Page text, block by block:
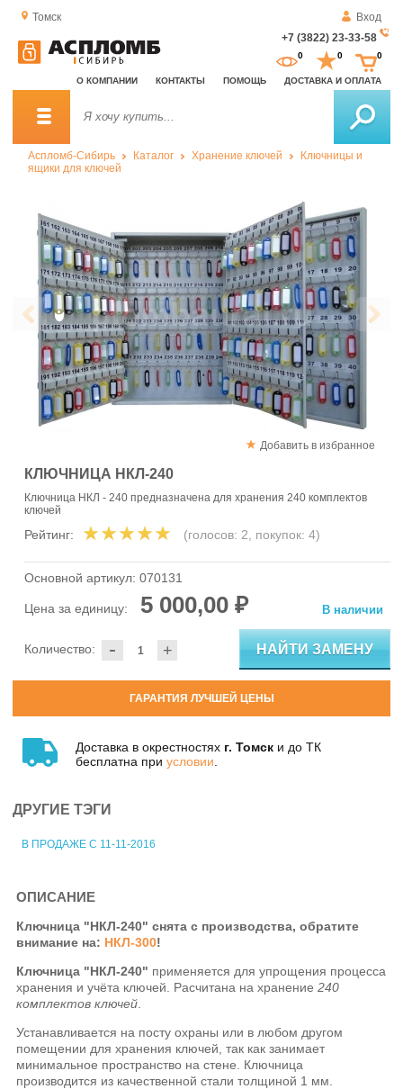
Томск
Вход
+7 (3822) 23-33-58
О КОМПАНИИ КОНТАКТЫ ПОМОЩЬ ДОСТАВКА И ОПЛАТА
0 0 0
Аспломб-Сибирь Каталог Хранение ключей
Ключницы и
ящики для ключей
Добавить в избранное
КЛЮЧНИЦА НКЛ-240
Ключница НКЛ - 240 предназначена для хранения 240 комплектов
ключей
Рейтинг: (голосов: 2, покупок: 4)
Основной артикул: 070131
Цена за единицу: 5 000,00 ₽
- +
Количество:
В наличии
НАЙТИ ЗАМЕНУ
ГАРАНТИЯ ЛУЧШЕЙ ЦЕНЫ
Доставка в окрестностях г. Томск и до ТК
бесплатна при условии
ДРУГИЕ ТЭГИ
В ПРОДАЖЕ С 11-11-2016
ОПИСАНИЕ
Ключница "НКЛ-240" снята с производства, обратите
внимание на: НКЛ-300!
Ключница "НКЛ-240" применяется для упрощения процесса
хранения и учёта ключей. Расчитана на хранение240
комплектов ключей
Устанавливается на посту охраны или в любом другом
помещении для хранения ключей, так как занимает
минимальное пространство на стене. Ключница
производится из качественной стали толщиной 1 мм.